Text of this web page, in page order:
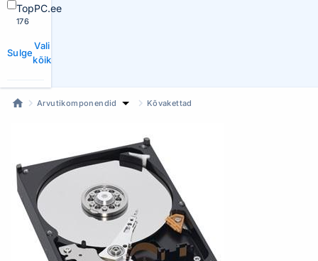
TopPC.ee
176
Sulge
Vali
kõik
Arvutikomponendid Kõvakettad